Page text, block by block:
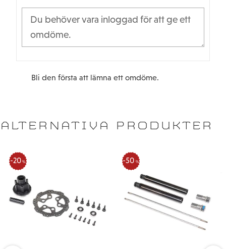
Bli den första att lämna ett omdöme.
ALTERNATIVA PRODUKTER
20 % 50 %